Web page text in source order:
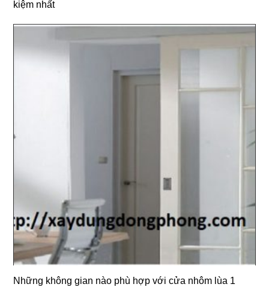
kiệm nhất
Những không gian nào phù hợp với cửa nhôm lùa 1